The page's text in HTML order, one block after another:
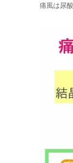
痛風は尿